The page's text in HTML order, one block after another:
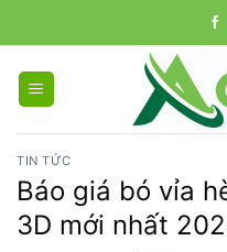
to
content
TIN TỨC
Báo giá bó vỉa
3D mới nhất